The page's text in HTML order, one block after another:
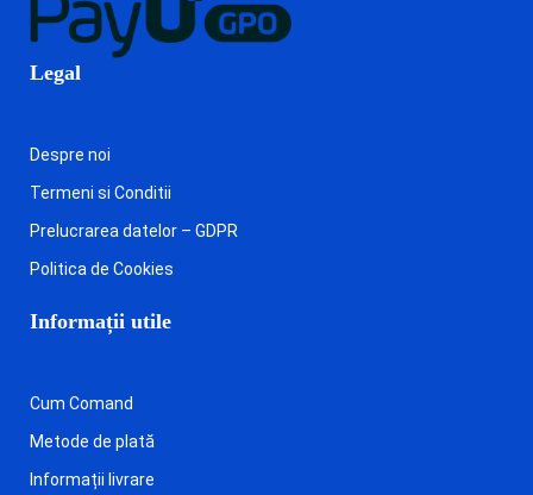
Legal
Despre noi
Termeni si Conditii
Prelucrarea datelor – GDPR
Politica de Cookies
Informații utile
Cum Comand
Metode de plată
Informații livrare